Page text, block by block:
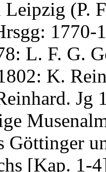
Leipzig (P.
L. F. G.
K.
Jg
Göttinger
[Kap. 1-